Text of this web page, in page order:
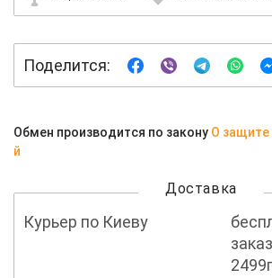
Поделится:
Обмен производится по закону О защите
й
Доставка
Курьер по Киеву